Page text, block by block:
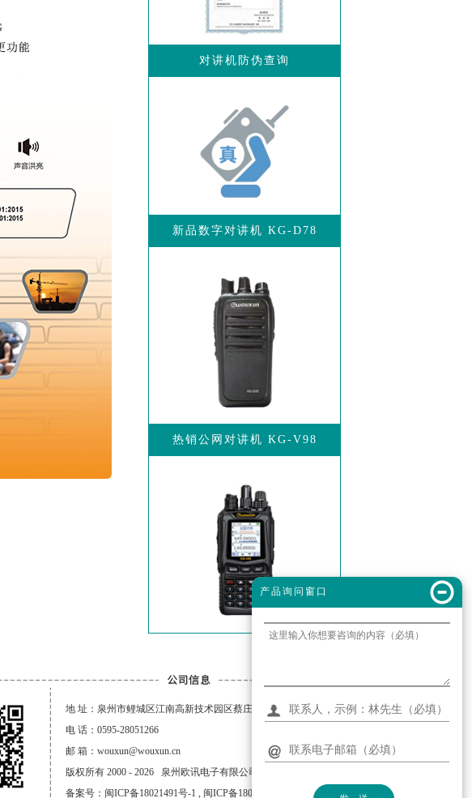
对讲机防伪查询
新品数字对讲机 KG-D78
热销公网对讲机 KG-V98
地 址：泉州市鲤城区江南高新技术园区蔡庄元泰一路38号
电 话：0595-28051266
邮 箱：wouxun@wouxun.cn
版权所有 2000 - 2026 泉州欧讯电子有限公司
备案号： 闽ICP备18021491号-1 , 闽ICP备18021491号-3
产品询问窗口